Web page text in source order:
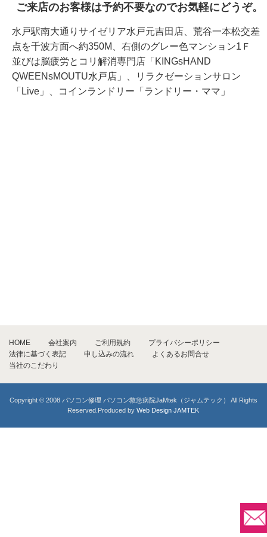
ご来店のお客様は予約不要なのでお気軽にどうぞ。
水戸駅南大通りサイゼリア水戸元吉田店、荒谷一本松交差
点を千波方面へ約350M、右側のグレー色マンション1Ｆ
並びは脳疲労とコリ解消専門店「KINGsHAND
QWEENsMOUTU水戸店」、リラクゼーションサロン
「Live」、コインランドリー「ランドリー・ママ」
HOME 会社案内 ご利用規約
プライバシーポリシー
法律に基づく表記
申し込みの流れ
よくあるお問合せ
当社のこだわり
Copyright © 2008 パソコン修理 パソコン救急病院JaMtek（ジャムテック） All Rights
Reserved.Produced byWeb Design JAMTEK